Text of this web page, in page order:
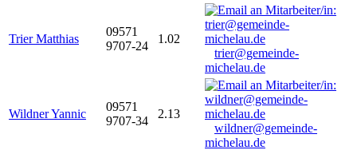
Trier Matthias
09571
9707-24
1.02
trier@gemeinde-
michelau.de
Wildner Yannic
09571
9707-34
2.13
wildner@gemeinde-
michelau.de